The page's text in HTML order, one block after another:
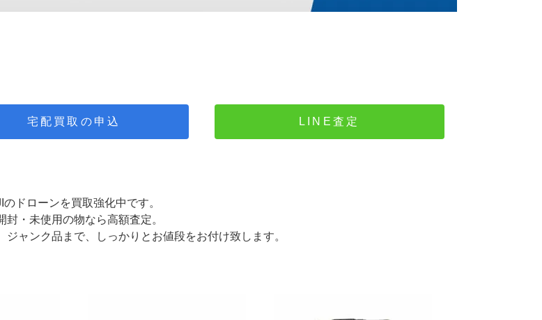
宅配買取の申込 LINE査定
のドローンを買取強化中です。
封・未使用の物なら高額査定。
ジャンク品まで、しっかりとお値段をお付け致します。